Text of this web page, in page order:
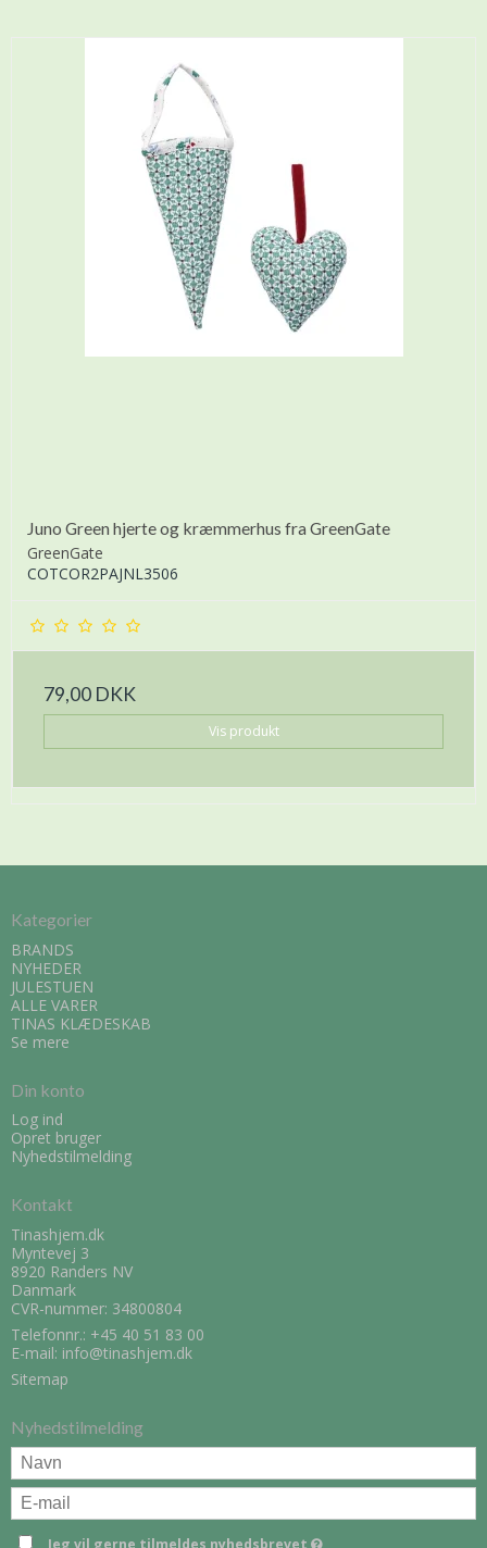
Juno Green hjerte og kræmmerhus fra GreenGate
GreenGate
COTCOR2PAJNL3506
79,00 DKK
Vis produkt
Kategorier
BRANDS
NYHEDER
JULESTUEN
ALLE VARER
TINAS KLÆDESKAB
Se mere
Din konto
Log ind
Opret bruger
Nyhedstilmelding
Kontakt
Tinashjem.dk
Myntevej 3
8920 Randers NV
Danmark
CVR-nummer: 34800804
Telefonnr.: +45 40 51 83 00
E-mail: info@tinashjem.dk
Sitemap
Nyhedstilmelding